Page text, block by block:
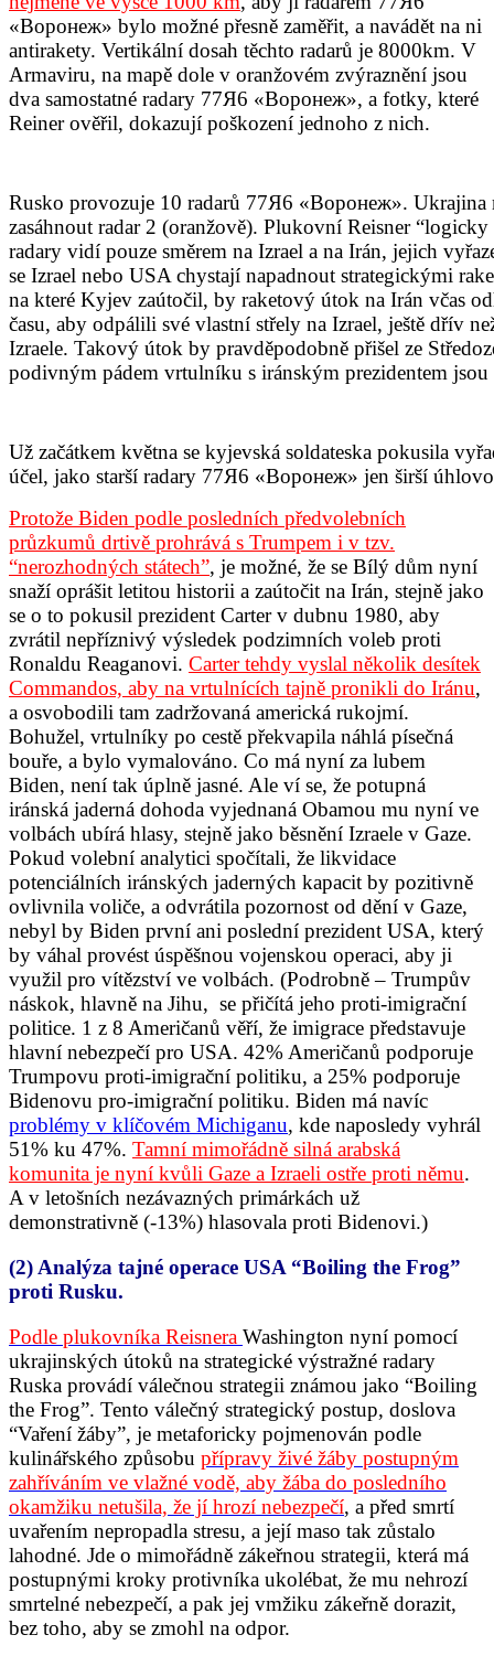
«Воронеж» bylo možné přesně zaměřit, a navádět na ni
antirakety. Vertikální dosah těchto radarů je 8000km. V
Armaviru, na mapě dole v oranžovém zvýraznění jsou
dva samostatné radary 77Я6 «Воронеж», a fotky, které
Reiner ověřil, dokazují poškození jednoho z nich.
Rusko provozuje 10 radarů 77Я6 «Воронеж». Ukrajina
zasáhnout radar 2 (oranžově). Plukovní Reisner
radary vidí pouze směrem na Izrael a na Irán, jejich
se Izrael nebo USA chystají napadnout strategickými
na které Kyjev zaútočil, by raketový útok na Irán včas
času, aby odpálili své vlastní střely na Izrael, ještě dřív
Izraele. Takový útok by pravděpodobně přišel ze
podivným pádem vrtulníku s iránským prezidentem
Už začátkem května se kyjevská soldateska pokusila
účel, jako starší radary 77Я6 «Воронеж» jen širší
Protože Biden podle posledních předvolebních
průzkumů drtivě prohrává s Trumpem i v tzv.
“nerozhodných státech”, je možné, že se Bílý dům nyní
snaží oprášit letitou historii a zaútočit na Irán, stejně jako
se o to pokusil prezident Carter v dubnu 1980, aby
zvrátil nepříznivý výsledek podzimních voleb proti
Ronaldu Reaganovi. Carter tehdy vyslal několik desítek
Commandos, aby na vrtulnících tajně pronikli do Iránu,
a osvobodili tam zadržovaná americká rukojmí.
Bohužel, vrtulníky po cestě překvapila náhlá písečná
bouře, a bylo vymalováno. Co má nyní za lubem
Biden, není tak úplně jasné. Ale ví se, že potupná
iránská jaderná dohoda vyjednaná Obamou mu nyní ve
volbách ubírá hlasy, stejně jako běsnění Izraele v Gaze.
Pokud volební analytici spočítali, že likvidace
potenciálních iránských jaderných kapacit by pozitivně
ovlivnila voliče, a odvrátila pozornost od dění v Gaze,
nebyl by Biden první ani poslední prezident USA, který
by váhal provést úspěšnou vojenskou operaci, aby ji
využil pro vítězství ve volbách. (Podrobně – Trumpův
náskok, hlavně na Jihu, se přičítá jeho proti-imigrační
politice. 1 z 8 Američanů věří, že imigrace představuje
hlavní nebezpečí pro USA. 42% Američanů podporuje
Trumpovu proti-imigrační politiku, a 25% podporuje
Bidenovu pro-imigrační politiku. Biden má navíc
problémy v klíčovém Michiganu, kde naposledy vyhrál
51% ku 47%. Tamní mimořádně silná arabská
komunita je nyní kvůli Gaze a Izraeli ostře proti němu.
A v letošních nezávazných primárkách už
demonstrativně (-13%) hlasovala proti Bidenovi.)
(2) Analýza tajné operace USA “Boiling the Frog”
proti Rusku.
Podle plukovníka Reisnera Washington nyní pomocí
ukrajinských útoků na strategické výstražné radary
Ruska provádí válečnou strategii známou jako “Boiling
the Frog”. Tento válečný strategický postup, doslova
“Vaření žáby”, je metaforicky pojmenován podle
kulinářského způsobu přípravy živé žáby postupným
zahříváním ve vlažné vodě, aby žába do posledního
okamžiku netušila, že jí hrozí nebezpečí, a před smrtí
uvařením nepropadla stresu, a její maso tak zůstalo
lahodné. Jde o mimořádně zákeřnou strategii, která má
postupnými kroky protivníka ukolébat, že mu nehrozí
smrtelné nebezpečí, a pak jej vmžiku zákeřně dorazit,
bez toho, aby se zmohl na odpor.